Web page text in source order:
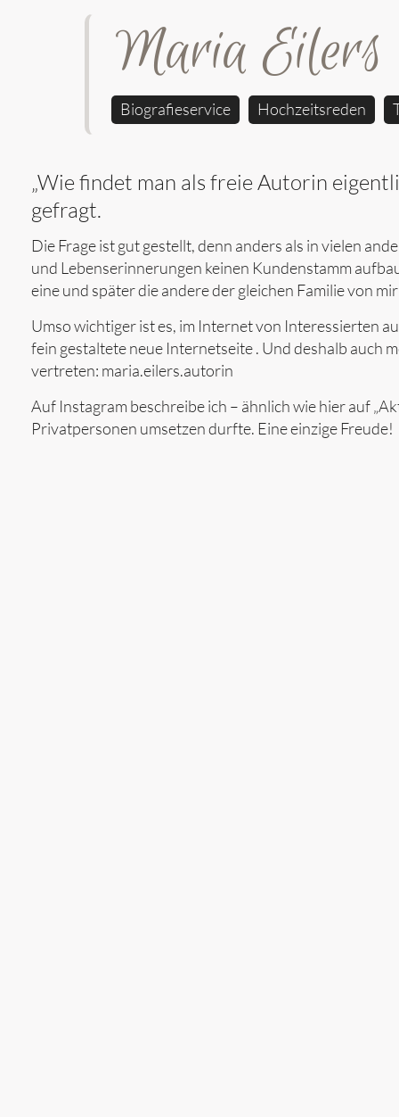
Biografieservice Hochzeitsreden
„Wie findet man als freie Autorin
gefragt.
Die Frage ist gut gestellt, denn anders als in vielen
und Lebenserinnerungen keinen Kundenstamm
eine und später die andere der gleichen Familie von
Umso wichtiger ist es, im Internet von Interessierten
fein gestaltete neue Internetseite . Und deshalb auch
vertreten: maria.eilers.autorin
Auf Instagram beschreibe ich – ähnlich wie hier auf
Privatpersonen umsetzen durfte. Eine einzige Freude!
Maria Eilers